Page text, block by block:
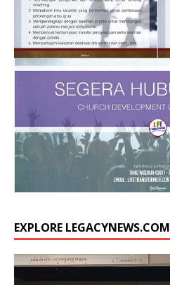
EXPLORE LEGACYNEWS.COM